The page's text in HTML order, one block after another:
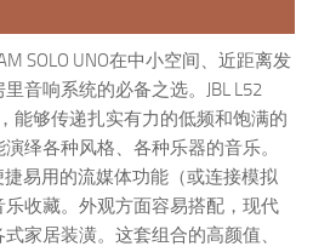
SOLO UNO在中小空间、近距离发
音响系统的必备之选。JBL L52
能够传递扎实有力的低频和饱满的
绎各种风格、各种乐器的音乐。
捷易用的流媒体功能（或连接模拟
收藏。外观方面容易搭配，现代
家居装潢。这套组合的高颜值、